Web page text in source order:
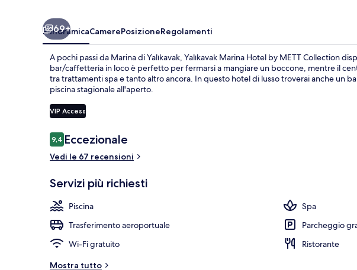
69+
PanoramicaCamerePosizioneRegolamenti
A pochi passi da Marina di Yalıkavak, Yalıkavak Marina Hotel by METT Collection
bar/caffetteria in loco è perfetto per fermarsi a mangiare un boccone, mentre il
tra trattamenti spa e tanto altro ancora. In questo hotel di lusso troverai anche un
piscina stagionale all'aperto.
VIP Access
Recensioni
9,49,4 su 10
Eccezionale
Vedi le 67 recensioni
Servizi più richiesti
Piscina
Spa
Trasferimento aeroportuale
Parcheggio
Wi-Fi gratuito
Ristorante
Mostra tutto